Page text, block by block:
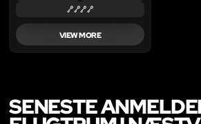
VIEW MORE
SENESTE